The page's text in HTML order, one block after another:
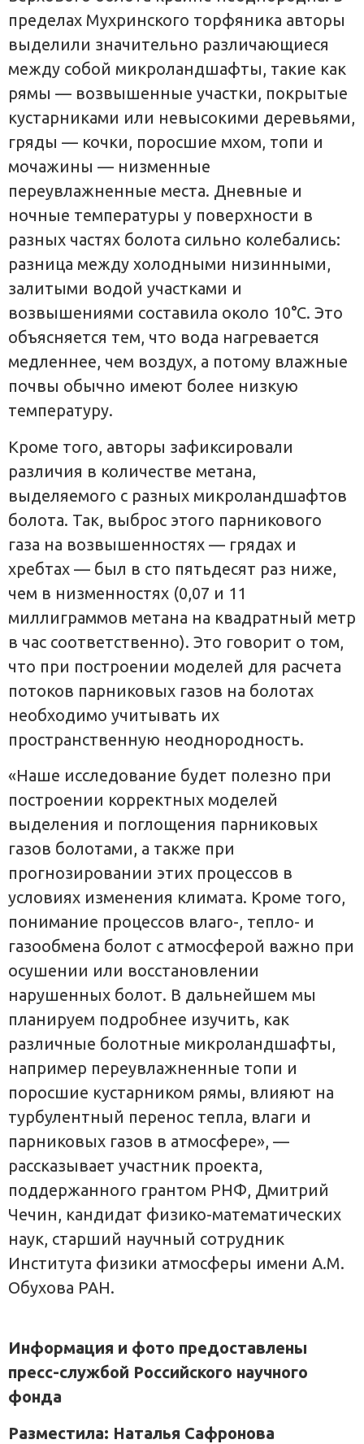
пределах Мухринского торфяника авторы
выделили значительно различающиеся
между собой микроландшафты, такие как
рямы — возвышенные участки, покрытые
кустарниками или невысокими деревьями,
гряды — кочки, поросшие мхом, топи и
мочажины — низменные
переувлажненные места. Дневные и
ночные температуры у поверхности в
разных частях болота сильно колебались:
разница между холодными низинными,
залитыми водой участками и
возвышениями составила около 10°С. Это
объясняется тем, что вода нагревается
медленнее, чем воздух, а потому влажные
почвы обычно имеют более низкую
температуру.
Кроме того, авторы зафиксировали
различия в количестве метана,
выделяемого с разных микроландшафтов
болота. Так, выброс этого парникового
газа на возвышенностях — грядах и
хребтах — был в сто пятьдесят раз ниже,
чем в низменностях (0,07 и 11
миллиграммов метана на квадратный метр
в час соответственно). Это говорит о том,
что при построении моделей для расчета
потоков парниковых газов на болотах
необходимо учитывать их
пространственную неоднородность.
«Наше исследование будет полезно при
построении корректных моделей
выделения и поглощения парниковых
газов болотами, а также при
прогнозировании этих процессов в
условиях изменения климата. Кроме того,
понимание процессов влаго-, тепло- и
газообмена болот с атмосферой важно при
осушении или восстановлении
нарушенных болот. В дальнейшем мы
планируем подробнее изучить, как
различные болотные микроландшафты,
например переувлажненные топи и
поросшие кустарником рямы, влияют на
турбулентный перенос тепла, влаги и
парниковых газов в атмосфере», —
рассказывает участник проекта,
поддержанного грантом РНФ, Дмитрий
Чечин, кандидат физико-математических
наук, старший научный сотрудник
Института физики атмосферы имени А.М.
Обухова РАН.
Информация и фото предоставлены
пресс-службой Российского научного
фонда
Разместила: Наталья Сафронова